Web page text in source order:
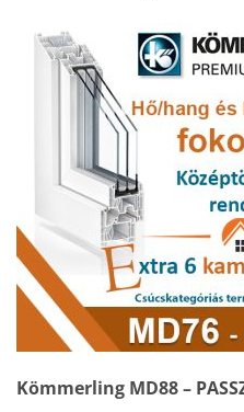
Kömmerling MD88 –